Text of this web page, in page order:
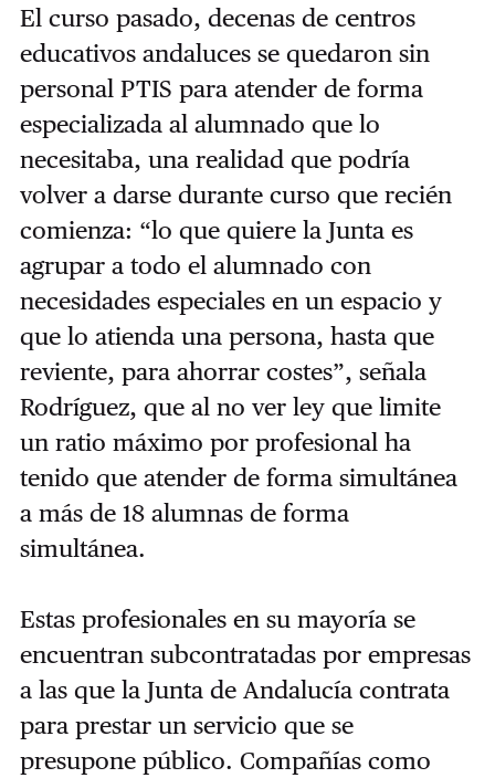
El curso pasado, decenas de centros
educativos andaluces se quedaron sin
personal PTIS para atender de forma
especializada al alumnado que lo
necesitaba, una realidad que podría
volver a darse durante curso que recién
comienza: “lo que quiere la Junta es
agrupar a todo el alumnado con
necesidades especiales en un espacio y
que lo atienda una persona, hasta que
reviente, para ahorrar costes”, señala
Rodríguez, que al no ver ley que limite
un ratio máximo por profesional ha
tenido que atender de forma simultánea
a más de 18 alumnas de forma
simultánea.
Estas profesionales en su mayoría se
encuentran subcontratadas por empresas
a las que la Junta de Andalucía contrata
para prestar un servicio que se
presupone público. Compañías como